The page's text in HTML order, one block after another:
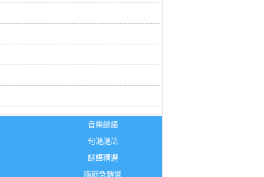
音樂謎語
句謎謎語
謎語精選
腦筋急轉彎